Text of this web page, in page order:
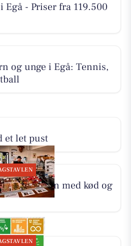
- Priser fra 119.500
og unge i Egå: Tennis,
et let pust
fylder disken med kød og